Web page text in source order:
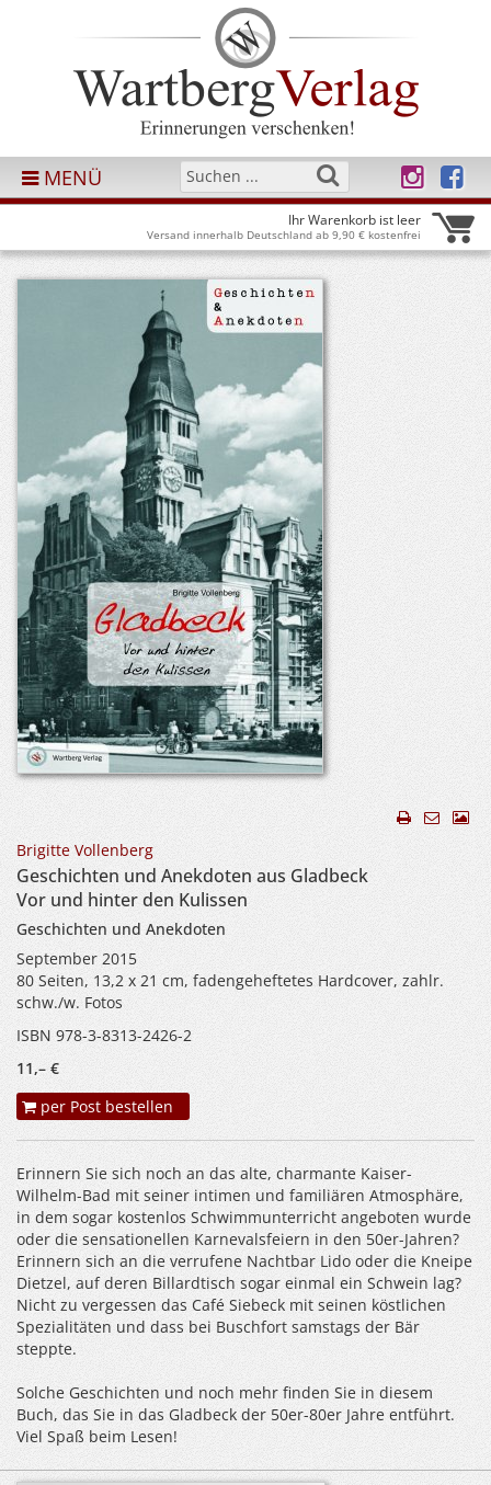
MENÜ
Ihr Warenkorb ist leer
Versand innerhalb Deutschland ab 9,90 € kostenfrei
Brigitte Vollenberg
Geschichten und Anekdoten aus Gladbeck
Vor und hinter den Kulissen
Geschichten und Anekdoten
September 2015
80 Seiten, 13,2 x 21 cm, fadengeheftetes Hardcover, zahlr.
schw./w. Fotos
ISBN 978-3-8313-2426-2
11,– €
per Post bestellen
Erinnern Sie sich noch an das alte, charmante Kaiser-
Wilhelm-Bad mit seiner intimen und familiären Atmosphäre,
in dem sogar kostenlos Schwimmunterricht angeboten wurde
oder die sensationellen Karnevalsfeiern in den 50er-Jahren?
Erinnern sich an die verrufene Nachtbar Lido oder die Kneipe
Dietzel, auf deren Billardtisch sogar einmal ein Schwein lag?
Nicht zu vergessen das Café Siebeck mit seinen köstlichen
Spezialitäten und dass bei Buschfort samstags der Bär
steppte.
Solche Geschichten und noch mehr finden Sie in diesem
Buch, das Sie in das Gladbeck der 50er-80er Jahre entführt.
Viel Spaß beim Lesen!